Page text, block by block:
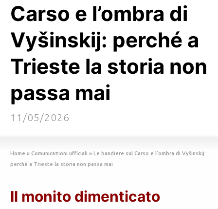
Carso e l’ombra di
Vyšinskij: perché a
Trieste la storia non
passa mai
11/05/2026
Home » Comunicazioni ufficiali » Le bandiere sul Carso e l’ombra di Vyšinskij:
perché a Trieste la storia non passa mai
Il monito dimenticato